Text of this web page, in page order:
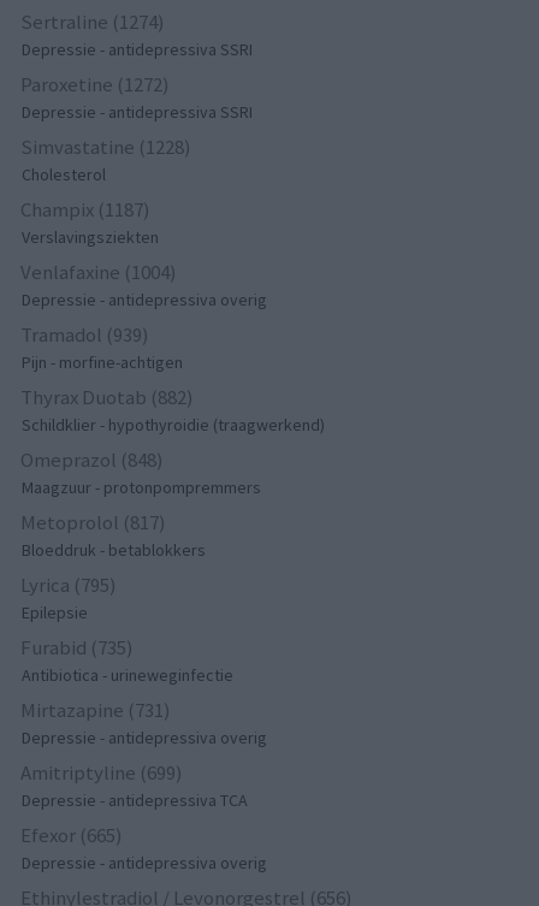
Sertraline (1274)
Depressie - antidepressiva SSRI
Paroxetine (1272)
Depressie - antidepressiva SSRI
Simvastatine (1228)
Cholesterol
Champix (1187)
Verslavingsziekten
Venlafaxine (1004)
Depressie - antidepressiva overig
Tramadol (939)
Pijn - morfine-achtigen
Thyrax Duotab (882)
Schildklier - hypothyroidie (traagwerkend)
Omeprazol (848)
Maagzuur - protonpompremmers
Metoprolol (817)
Bloeddruk - betablokkers
Lyrica (795)
Epilepsie
Furabid (735)
Antibiotica - urineweginfectie
Mirtazapine (731)
Depressie - antidepressiva overig
Amitriptyline (699)
Depressie - antidepressiva TCA
Efexor (665)
Depressie - antidepressiva overig
Ethinylestradiol / Levonorgestrel (656)